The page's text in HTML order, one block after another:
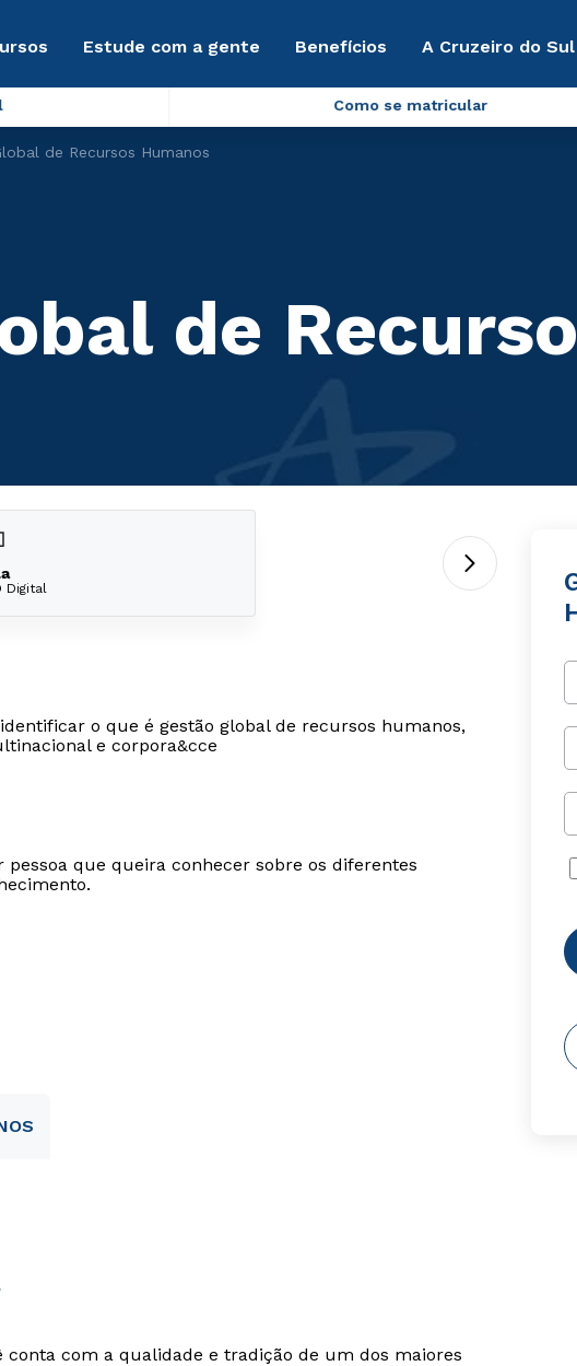
Estude com a gente Benefícios A Cruzeiro do
Como se matricular
de Recursos Humanos
de
Digital
o que é gestão global de recursos humanos,
e corpora&cce
que queira conhecer sobre os diferentes
com a qualidade e tradição de um dos maiores